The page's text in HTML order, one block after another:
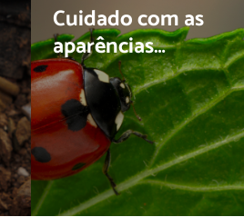
Cuidado com as
aparências…